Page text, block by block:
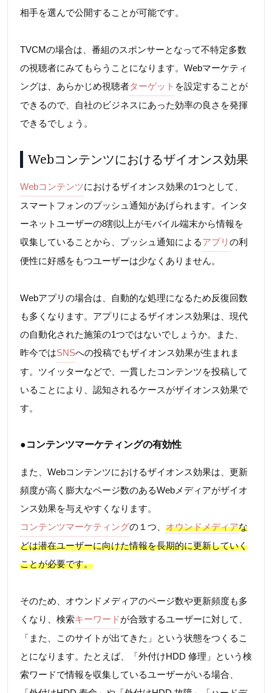
相手を選んで公開することが可能です。
TVCMの場合は、番組のスポンサーとなって不特定多数
の視聴者にみてもらうことになります。Webマーケティ
ングは、あらかじめ視聴者ターゲット を設定することが
できるので、自社のビジネスにあった効率の良さを発揮
できるでしょう。
Webコンテンツにおけるザイオンス効果
Webコンテンツにおけるザイオンス効果の1つとして、
スマートフォンのプッシュ通知があげられます。インタ
ーネットユーザーの8割以上がモバイル端末から情報を
収集していることから、プッシュ通知によるアプリ の利
便性に好感をもつユーザーは少なくありません。
Webアプリの場合は、自動的な処理になるため反復回数
も多くなります。アプリによるザイオンス効果は、現代
の自動化された施策の1つではないでしょうか。また、
昨今ではSNSへの投稿でもザイオンス効果が生まれま
す。ツイッターなどで、一貫したコンテンツを投稿して
いることにより、認知されるケースがザイオンス効果で
す。
●コンテンツマーケティングの有効性
また、Webコンテンツにおけるザイオンス効果は、更新
頻度が高く膨大なページ数のあるWebメディアがザイオ
ンス効果を与えやすくなります。
コンテンツマーケティングの１つ、 オウンドメディアな
どは潜在ユーザーに向けた情報を長期的に更新していく
ことが必要です。
そのため、オウンドメディアのページ数や更新頻度も多
くなり、検索キーワードが合致するユーザーに対して、
「また、このサイトが出てきた」という状態をつくるこ
とになります。たとえば、「外付けHDD 修理」という検
索ワードで情報を収集しているユーザーがいる場合、